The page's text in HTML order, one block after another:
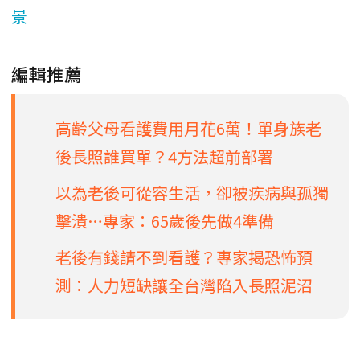
景
編輯推薦
高齡父母看護費用月花6萬！單身族老
後長照誰買單？4方法超前部署
以為老後可從容生活，卻被疾病與孤獨
擊潰…專家：65歲後先做4準備
老後有錢請不到看護？專家揭恐怖預
測：人力短缺讓全台灣陷入長照泥沼